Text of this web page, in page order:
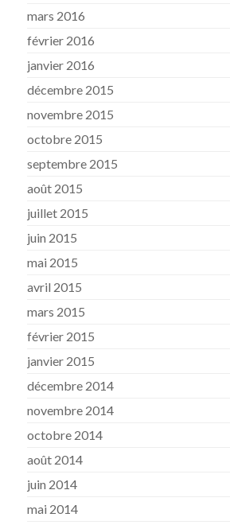
mars 2016
février 2016
janvier 2016
décembre 2015
novembre 2015
octobre 2015
septembre 2015
août 2015
juillet 2015
juin 2015
mai 2015
avril 2015
mars 2015
février 2015
janvier 2015
décembre 2014
novembre 2014
octobre 2014
août 2014
juin 2014
mai 2014